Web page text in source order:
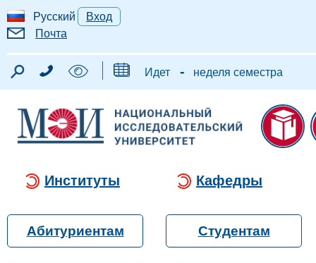
Русский
Вход
Почта
Идет - неделя семестра
Институты Кафедры
Абитуриентам Студентам